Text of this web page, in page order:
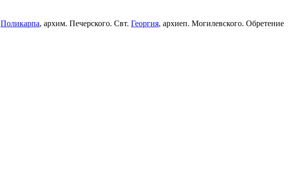
Поликарпа, архим. Печерского. Свт. Георгия, архиеп. Могилевского. Обретение